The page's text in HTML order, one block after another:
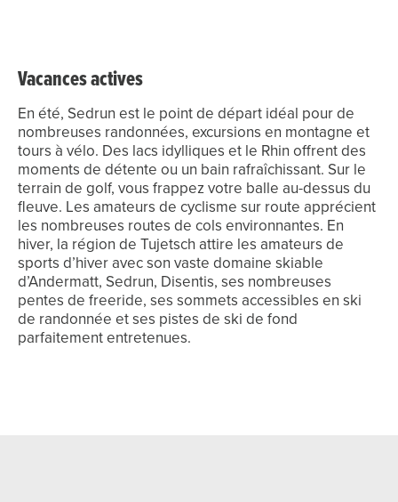
Vacances actives
En été, Sedrun est le point de départ idéal pour de
nombreuses randonnées, excursions en montagne et
tours à vélo. Des lacs idylliques et le Rhin offrent des
moments de détente ou un bain rafraîchissant. Sur le
terrain de golf, vous frappez votre balle au-dessus du
fleuve. Les amateurs de cyclisme sur route apprécient
les nombreuses routes de cols environnantes. En
hiver, la région de Tujetsch attire les amateurs de
sports d’hiver avec son vaste domaine skiable
d’Andermatt, Sedrun, Disentis, ses nombreuses
pentes de freeride, ses sommets accessibles en ski
de randonnée et ses pistes de ski de fond
parfaitement entretenues.